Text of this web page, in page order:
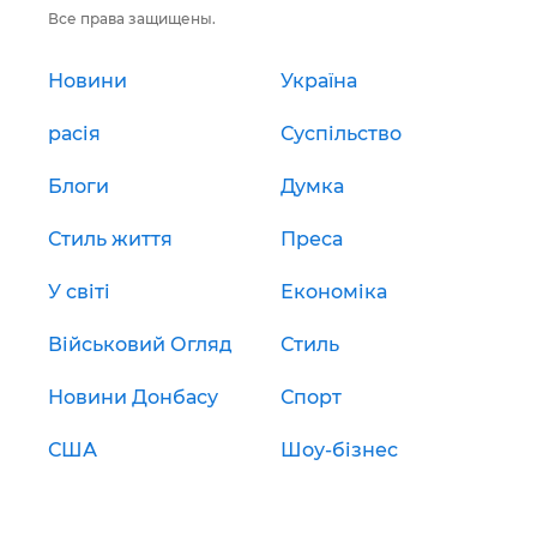
Все права защищены.
Новини Україна
расія Суспільство
Блоги Думка
Стиль життя Преса
У світі Економіка
Військовий Огляд Стиль
Новини Донбасу Спорт
США Шоу-бізнес